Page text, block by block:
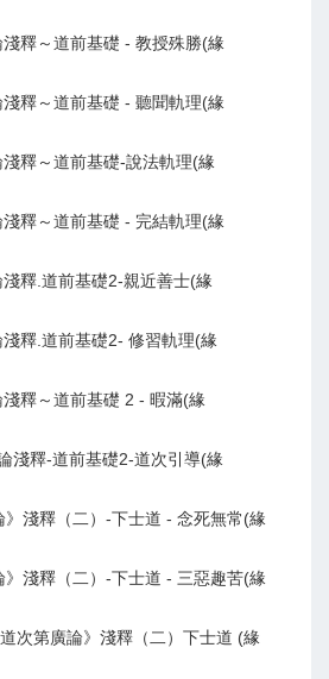
釋～道前基礎 - 教授殊勝(緣
釋～道前基礎 - 聽聞軌理(緣
釋～道前基礎-說法軌理(緣
釋～道前基礎 - 完結軌理(緣
釋.道前基礎2-親近善士(緣
釋.道前基礎2- 修習軌理(緣
釋～道前基礎 2 - 暇滿(緣
淺釋-道前基礎2-道次引導(緣
淺釋（二）-下士道 - 念死無常(緣
淺釋（二）-下士道 - 三惡趣苦(緣
次第廣論》淺釋（二）下士道 (緣